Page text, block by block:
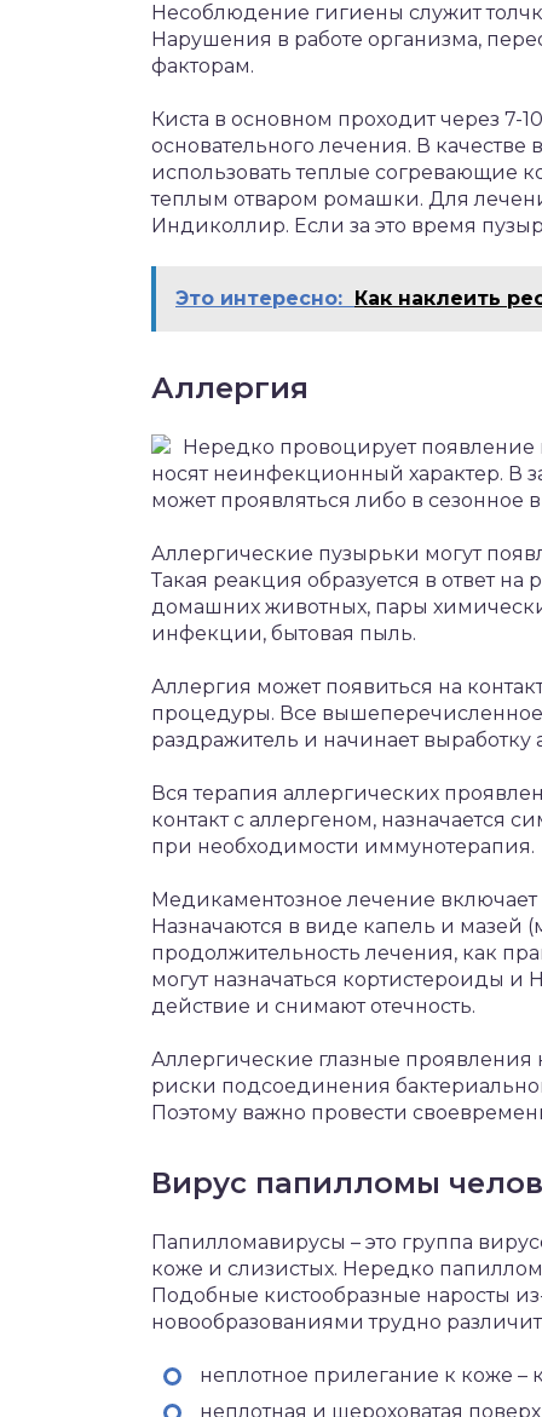
Несоблюдение гигиены служит
Нарушения в работе организма,
факторам.
Киста в основном проходит через 7-
основательного лечения. В
использовать теплые согревающие
теплым отваром ромашки. Для
Индиколлир. Если за это время
Это интересно: Как наклеить
Аллергия
Нередко провоцирует появление
носят неинфекционный характер. В
может проявляться либо в сезонное
Аллергические пузырьки могут
Такая реакция образуется в ответ
домашних животных, пары
инфекции, бытовая пыль.
Аллергия может появиться на
процедуры. Все
раздражитель и начинает выработку
Вся терапия аллергических
контакт с аллергеном, назначается
при необходимости иммунотерапия.
Медикаментозное лечение
Назначаются в виде капель и мазей
продолжительность лечения, как
могут назначаться кортистероиды
действие и снимают отечность.
Аллергические глазные проявления
риски подсоединения
Поэтому важно провести
Вирус папилломы
Папилломавирусы – это группа
коже и слизистых. Нередко
Подобные кистообразные наросты
новообразованиями трудно
неплотное прилегание к коже
неплотная и шероховатая